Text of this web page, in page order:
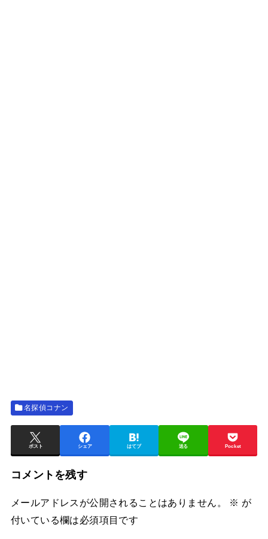
名探偵コナン
ポスト シェア はてブ 送る Pocket
コメントを残す
メールアドレスが公開されることはありません。 ※ が
付いている欄は必須項目です